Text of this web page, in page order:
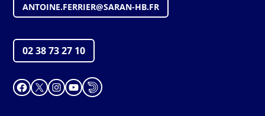
ANTOINE.FERRIER@SARAN-HB.FR
02 38 73 27 10
Facebook
X Instagram
YouTube